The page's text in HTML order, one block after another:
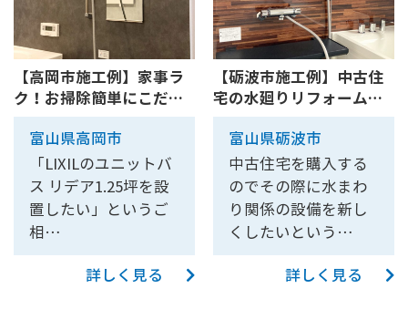
【高岡市施工例】家事ラ
ク！お掃除簡単にこだわ
った...
富山県高岡市
「LIXILのユニットバ
ス リデア1.25坪を設
置したい」というご
相…
詳しく見る
【砺波市施工例】中古住
宅の水廻りリフォーム～
お風...
富山県砺波市
中古住宅を購入する
のでその際に水まわ
り関係の設備を新し
くしたいという…
詳しく見る